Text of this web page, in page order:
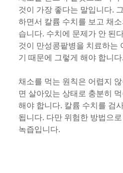
것이 가장 좋다는 말입니다.
하면서 칼륨 수치를 보고 채
습니다. 수치에 문제가 안 된
것이 만성콩팥병을 치료하는
기 때문에 그렇게 해야 합니다.
채소를 먹는 원칙은 어렵지
면 살아있는 상태로 충분히
해야 합니다. 칼륨 수치를 검
됩니다. 다만 위험한 방법으
녹즙입니다.